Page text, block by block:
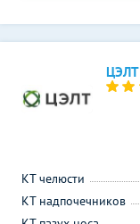
ЦЭЛТ
КТ челюсти
КТ надпочечников